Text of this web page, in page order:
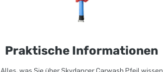
Praktische Informationen